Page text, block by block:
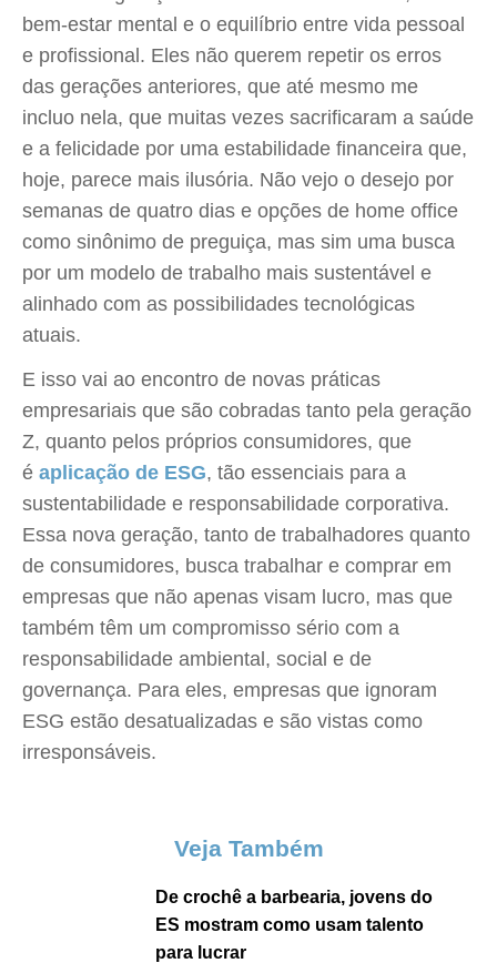
bem-estar mental e o equilíbrio entre vida pessoal
e profissional. Eles não querem repetir os erros
das gerações anteriores, que até mesmo me
incluo nela, que muitas vezes sacrificaram a saúde
e a felicidade por uma estabilidade financeira que,
hoje, parece mais ilusória. Não vejo o desejo por
semanas de quatro dias e opções de home office
como sinônimo de preguiça, mas sim uma busca
por um modelo de trabalho mais sustentável e
alinhado com as possibilidades tecnológicas
atuais.
E isso vai ao encontro de novas práticas
empresariais que são cobradas tanto pela geração
Z, quanto pelos próprios consumidores, que
é aplicação de ESG, tão essenciais para a
sustentabilidade e responsabilidade corporativa.
Essa nova geração, tanto de trabalhadores quanto
de consumidores, busca trabalhar e comprar em
empresas que não apenas visam lucro, mas que
também têm um compromisso sério com a
responsabilidade ambiental, social e de
governança. Para eles, empresas que ignoram
ESG estão desatualizadas e são vistas como
irresponsáveis.
Veja Também
De crochê a barbearia, jovens do
ES mostram como usam talento
para lucrar